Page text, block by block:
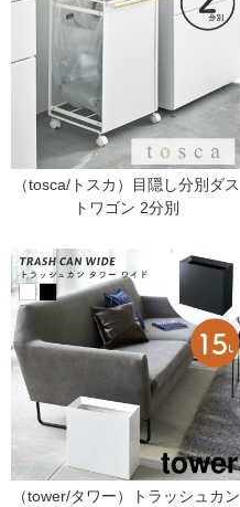
（tosca/トスカ）目隠し分別ダス
トワゴン 2分別
（tower/タワー）トラッシュカン